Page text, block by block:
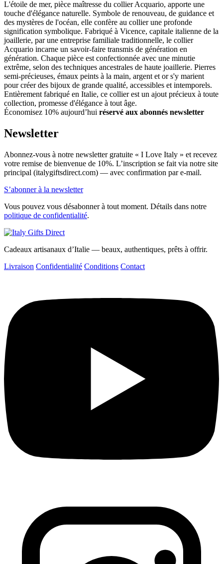
L'étoile de mer, pièce maîtresse du collier Acquario, apporte une
touche d'élégance naturelle. Symbole de renouveau, de guidance et
des mystères de l'océan, elle confère au collier une profonde
signification symbolique. Fabriqué à Vicence, capitale italienne de la
joaillerie, par une entreprise familiale traditionnelle, le collier
Acquario incarne un savoir-faire transmis de génération en
génération. Chaque pièce est confectionnée avec une minutie
extrême, selon des techniques ancestrales de haute joaillerie. Pierres
semi-précieuses, émaux peints à la main, argent et or s'y marient
pour créer des bijoux de grande qualité, accessibles et intemporels.
Entièrement fabriqué en Italie, ce collier est un ajout précieux à toute
collection, promesse d'élégance à tout âge.
Économisez 10% aujourd’hui réservé aux abonnés newsletter
Newsletter
Abonnez-vous à notre newsletter gratuite « I Love Italy » et recevez
votre remise de bienvenue de 10%. L’inscription se fait via notre site
principal (italygiftsdirect.com) — avec confirmation par e-mail.
S’abonner à la newsletter
Vous pouvez vous désabonner à tout moment. Détails dans notre
politique de confidentialité.
Cadeaux artisanaux d’Italie — beaux, authentiques, prêts à offrir.
Livraison Confidentialité Conditions Contact